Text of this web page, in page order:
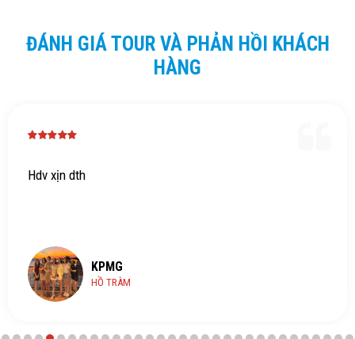
ĐÁNH GIÁ TOUR VÀ PHẢN HỒI KHÁCH
HÀNG
Hdv xịn dth
KPMG
HỒ TRÀM